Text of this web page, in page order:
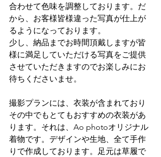
合わせて色味を調整しております。だ
から、お客様皆様違った写真が仕上が
るようになっております。
少し、納品までお時間頂戴しますが皆
様に満足していただける写真をご提供
させていただきますのでお楽しみにお
待ちくださいませ。
撮影プランには、衣装が含まれており
その中でもとてもおすすめの衣装があ
ります。それは、Ao photoオリジナル
着物です。デザインや生地、全て手作
りで作成しております。足元は草履で